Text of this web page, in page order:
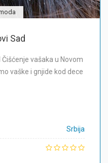
Sad
vašaka u Novom
vaške i gnjide kod dece
Srbija